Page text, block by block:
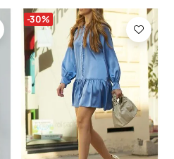
-30%